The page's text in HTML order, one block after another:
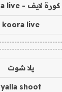
كورة لايف - koora live
koora live
يلا شوت
yalla shoot